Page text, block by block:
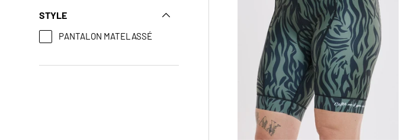
STYLE
PANTALON MATELASSÉ
M